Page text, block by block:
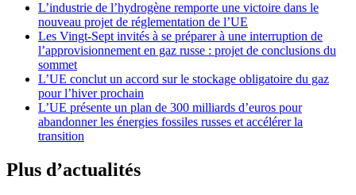
L’industrie de l’hydrogène remporte une victoire dans le
nouveau projet de réglementation de l’UE
Les Vingt-Sept invités à se préparer à une interruption de
l’approvisionnement en gaz russe : projet de conclusions du
sommet
L’UE conclut un accord sur le stockage obligatoire du gaz
pour l’hiver prochain
L’UE présente un plan de 300 milliards d’euros pour
abandonner les énergies fossiles russes et accélérer la
transition
Plus d’actualités